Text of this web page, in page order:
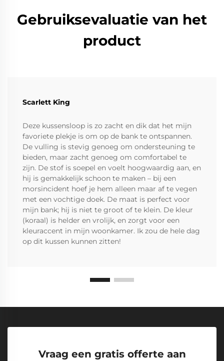
Gebruiksevaluatie van het
product
Scarlett King
Deze kussensloop is zo zacht en dik dat het mijn
favoriete plekje is om op de bank te ontspannen.
De vulling is stevig genoeg om ondersteuning te
bieden, maar zacht genoeg om comfortabel te
zijn. De stof is soepel en voelt hoogwaardig aan, en
hij is gemakkelijk schoon te maken – bij een
morsincident hoef je hem alleen maar af te vegen
met een vochtige doek. De maat is perfect voor
mijn bank; hij is niet te groot of te klein. De kleur
(koraal) is helder en vrolijk, en zorgt voor een
kleuraccent in mijn woonkamer. Ik zou de hele dag
op dit kussen kunnen zitten!
Vraag een gratis offerte aan